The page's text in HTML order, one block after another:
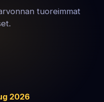
tuoreimmat
2026